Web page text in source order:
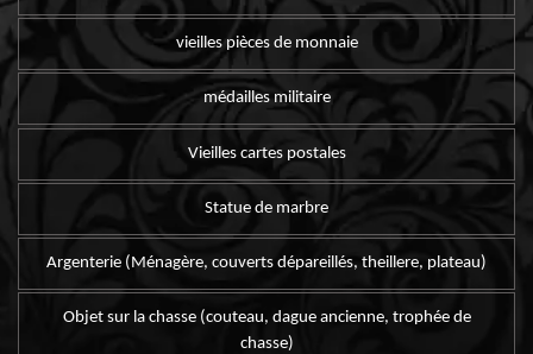
vieilles pièces de monnaie
médailles militaire
Vieilles cartes postales
Statue de marbre
Argenterie (Ménagère, couverts dépareillés, theillere, plateau)
Objet sur la chasse (couteau, dague ancienne, trophée de
chasse)